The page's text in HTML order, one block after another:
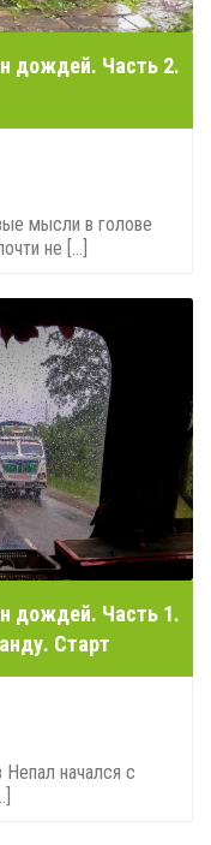
дождей. Часть 2.
мысли в голове
не [...]
дождей. Часть 1.
Старт
начался с